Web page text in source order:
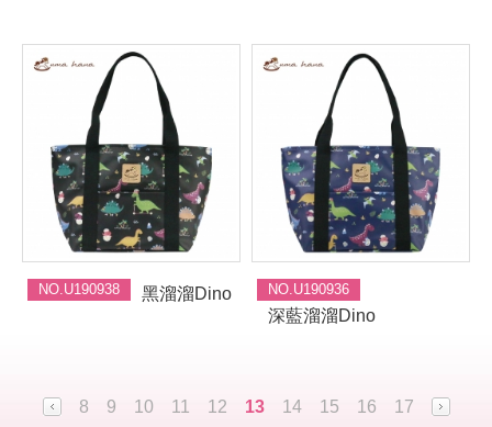
NO.U190938 黑溜溜Dino NO.U190936
深藍溜溜Dino
8 9 10 11 12 13 14 15 16 17